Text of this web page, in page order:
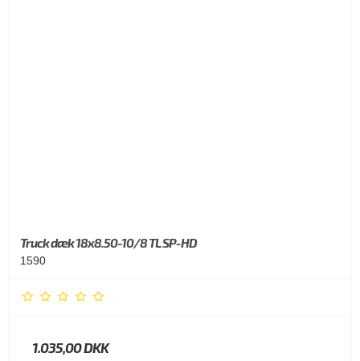
Truck dæk 18x8.50-10/8 TL SP-HD
1590
1.035,00 DKK